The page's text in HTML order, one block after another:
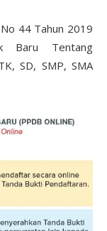
44 Tahun 2019
Baru Tentang
SD, SMP, SMA